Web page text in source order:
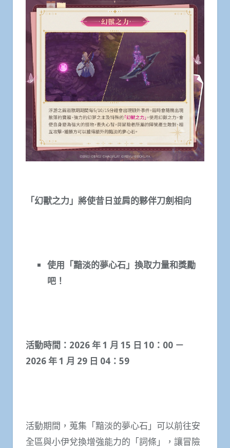
「幻獸之力」將使昔日並肩的夥伴刀劍相向
使用「黯淡的夢心石」換取力量和獎勵
吧！
活動時間： 2026年1 月 15 日 10 ： 00 －
2026年1 月 29 日 04 ： 59
活動期間，蒐集「黯淡的夢心石」可以前往安
全區與小伊兌換增強能力的「詞條」，讓冒險